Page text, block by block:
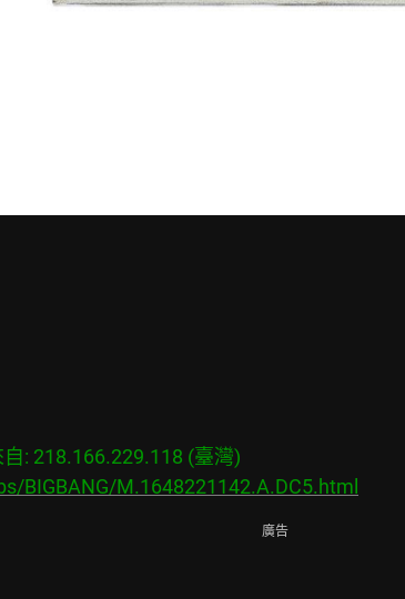
: 218.166.229.118 (臺灣)
BIGBANG/M.1648221142.A.DC5.html
廣告